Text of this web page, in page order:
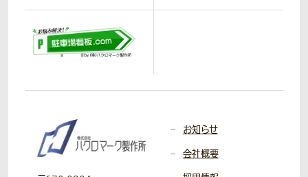
お知らせ
会社概要